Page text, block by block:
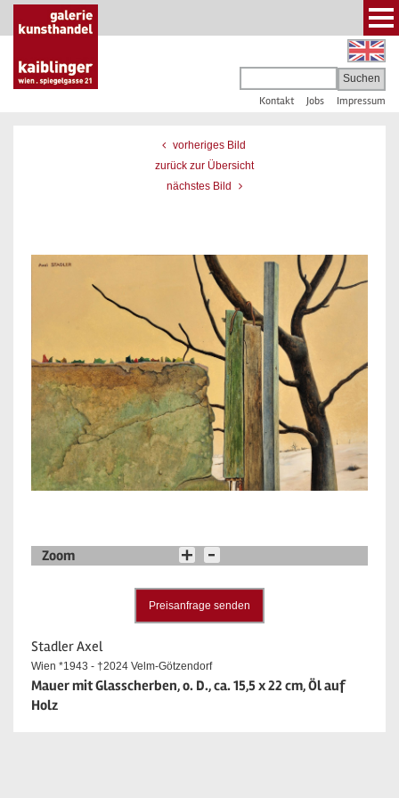
Kontakt Jobs Impressum
vorheriges Bild
zurück zur Übersicht
nächstes Bild
Zoom
Preisanfrage senden
Stadler Axel
Wien *1943 - †2024 Velm-Götzendorf
Mauer mit Glasscherben, o. D., ca. 15,5 x 22 cm, Öl auf
Holz